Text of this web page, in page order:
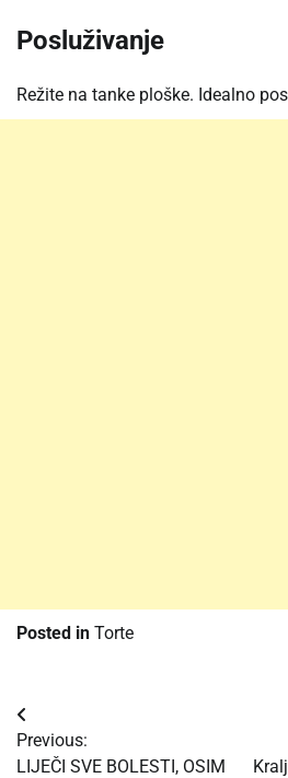
Posluživanje
Režite na tanke ploške. Idealno
Posted in Torte
Post
navigation
Previous:
LIJEČI SVE BOLESTI, OSIM